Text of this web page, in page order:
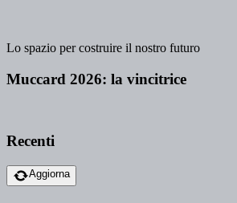
Lo spazio per costruire il nostro futuro
Muccard 2026: la vincitrice
Recenti
Aggiorna